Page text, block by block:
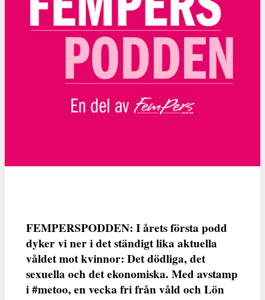
FEMPERSPODDEN: I årets första podd
dyker vi ner i det ständigt lika aktuella
våldet mot kvinnor: Det dödliga, det
sexuella och det ekonomiska. Med avstamp
i #metoo, en vecka fri från våld och Lön